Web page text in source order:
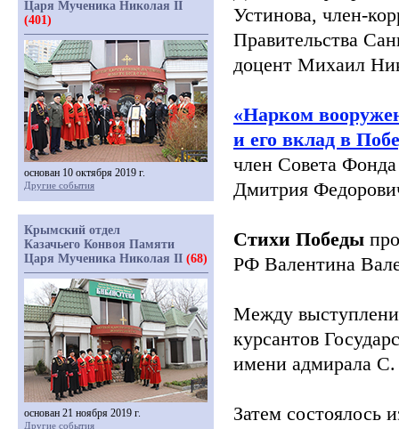
Устинова, член-
Правительства
доцент Михаил
«Нарком
и его вклад в
член Совета
Дмитрия
Стихи Победы
РФ Валентина
Между
курсантов
имени адмирала
Затем состоялось
Царя Мученика Николая II
(401)
основан 10 октября 2019 г.
Другие события
Крымский отдел
Казачьего Конвоя Памяти
Царя Мученика Николая II (68)
основан 21 ноября 2019 г.
Другие события